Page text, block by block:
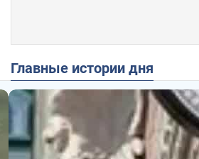
Главные истории дня